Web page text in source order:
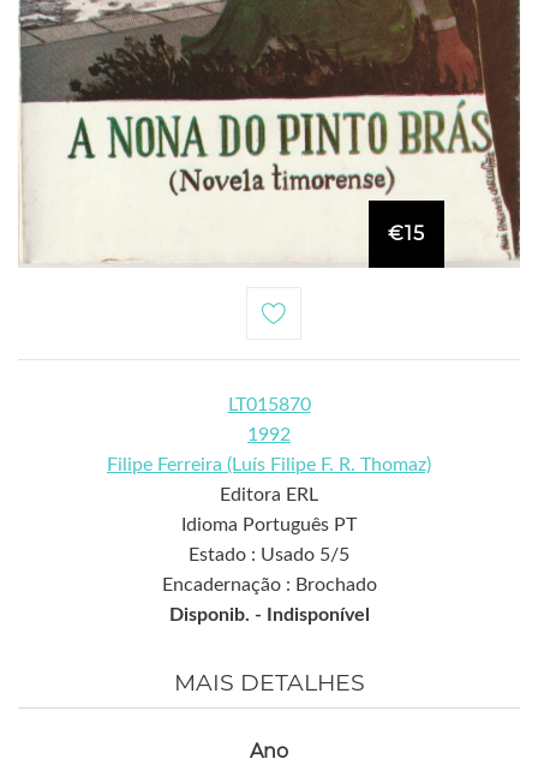
€15
LT015870
1992
Filipe Ferreira (Luís Filipe F. R. Thomaz)
Editora ERL
Idioma Português PT
Estado : Usado 5/5
Encadernação : Brochado
Disponib. -
Indisponível
MAIS DETALHES
Ano